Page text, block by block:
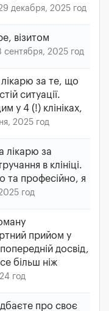
декабря, 2025 год
візитом
сентября, 2025 год
лікарю за те, що
ситуації.
у 4 (!) клініках,
2025 год
лікарю за
в клініці.
та професійно, я
год
прийом у
досвід,
більш ніж
год
про своє